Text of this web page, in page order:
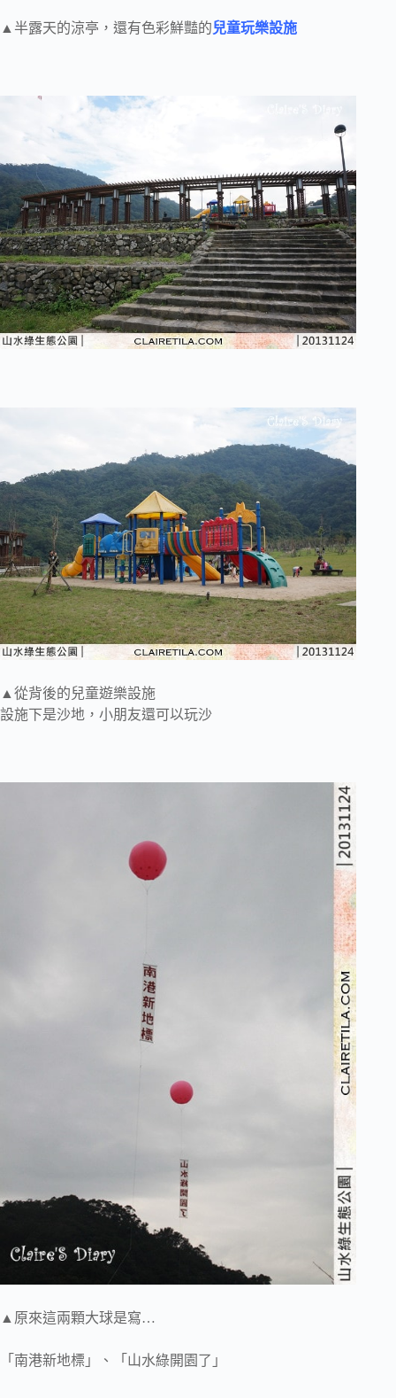
▲半露天的涼亭，還有色彩鮮豔的兒童玩樂設施
▲從背後的兒童遊樂設施
設施下是沙地，小朋友還可以玩沙
▲原來這兩顆大球是寫…
「南港新地標」、「山水綠開園了」